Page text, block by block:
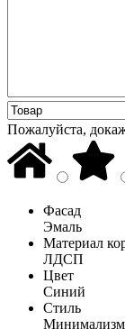
Пожалуйста,
Фасад
Эмаль
Материал
ЛДСП
Цвет
Синий
Стиль